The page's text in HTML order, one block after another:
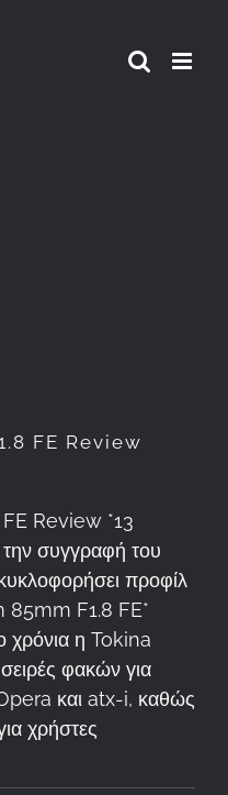
FE Review
Review *13
συγγραφή του
προφίλ
85mm F1.8 FE*
χρόνια η Tokina
φακών για
και atx-i, καθώς
χρήστες